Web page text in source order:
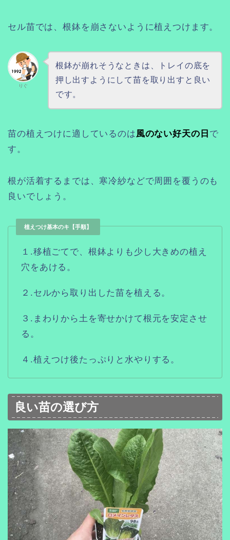
セル苗では、根鉢を崩さないように植えつけます。
りぐ
根鉢が崩れそうなときは、トレイの底を
押し出すようにして苗を取り出すと良い
です。
苗の植えつけに適しているのは風のない好天の日 で
す。
根が活着するまでは、寒冷紗などで周囲を覆うのも
良いでしょう。
植えつけ基本のキ【手順】
１.移植ごてで、根鉢よりも少し大きめの植え
穴をあける。
２.セルから取り出した苗を植える。
３.まわりから土を寄せかけて根元を安定させ
る。
４.植えつけ後たっぷりと水やりする。
良い苗の選び方